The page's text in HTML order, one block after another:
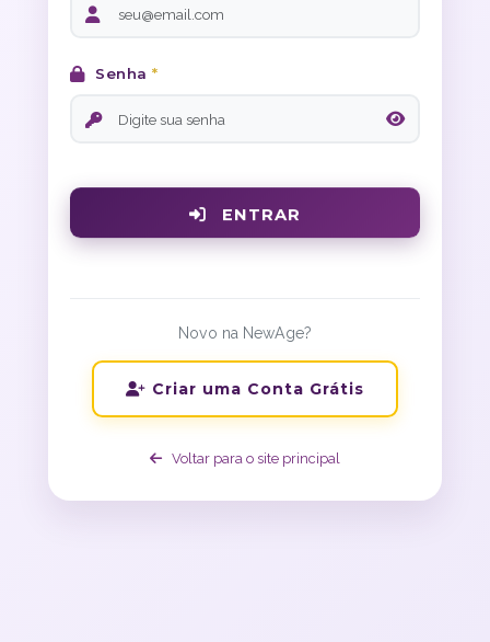
Senha *
ENTRAR
Novo na NewAge?
Criar uma Conta Grátis
Voltar para o site principal